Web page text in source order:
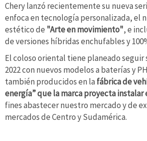
Chery lanzó recientemente su nueva
enfoca en tecnología personalizada, el
estético de "Arte en movimiento", e
de versiones híbridas enchufables y
El coloso oriental tiene planeado seguir
2022 con nuevos modelos a baterías y
también producidos en la fábrica de
energía” que la marca proyecta instalar
fines abastecer nuestro mercado y de
mercados de Centro y Sudamérica.